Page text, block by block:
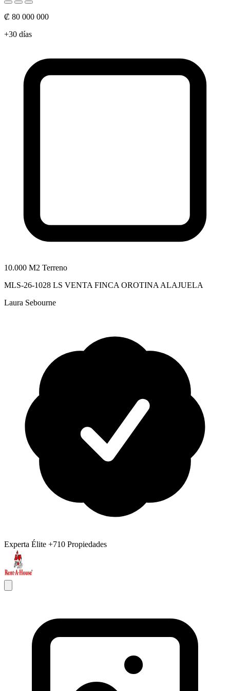
₡ 80 000 000
+30 días
10.000 M2 Terreno
MLS-26-1028 LS VENTA FINCA OROTINA ALAJUELA
Laura Sebourne
Experta Élite +710 Propiedades